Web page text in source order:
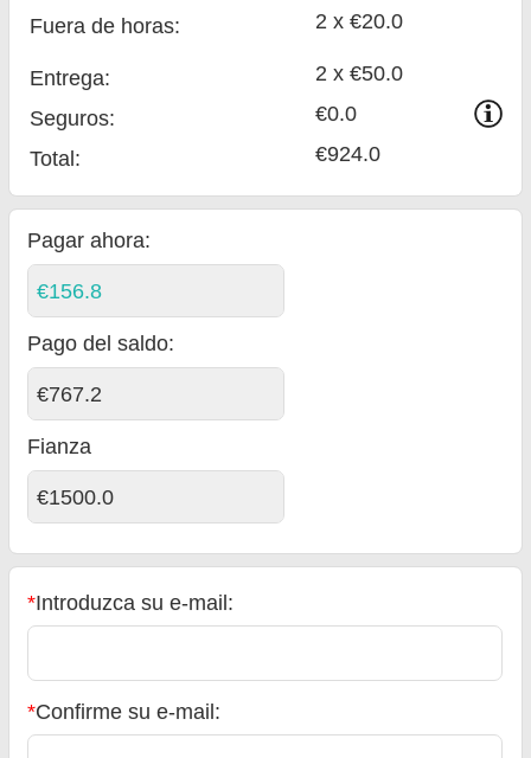
Fuera de horas:
2 x €20.0
Entrega:
2 x €50.0
Seguros:
€0.0
Total: €924.0
Pagar ahora:
€156.8
Pago del saldo:
€767.2
Fianza
€1500.0
*Introduzca su e-mail:
*Confirme su e-mail: